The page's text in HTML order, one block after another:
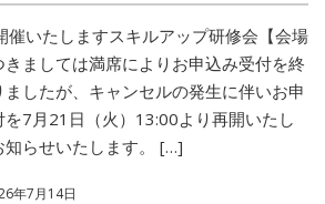
催いたしますスキルアップ研修会【会場
きましては満席によりお申込み受付を終
ましたが、キャンセルの発生に伴いお申
を7月21日（火）13:00より再開いたし
知らせいたします。 […]
年7月14日